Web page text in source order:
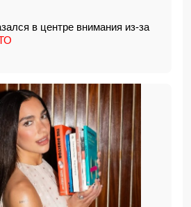
в центре внимания из-за